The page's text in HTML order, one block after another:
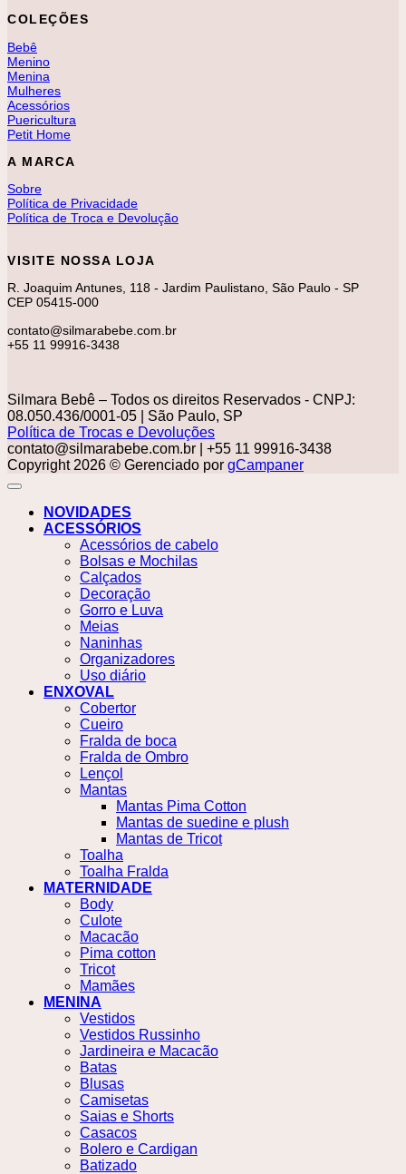
COLEÇÕES
Bebê
Menino
Menina
Mulheres
Acessórios
Puericultura
Petit Home
A MARCA
Sobre
Política de Privacidade
Política de Troca e Devolução
VISITE NOSSA LOJA
R. Joaquim Antunes, 118 - Jardim Paulistano, São Paulo - SP
CEP 05415-000
contato@silmarabebe.com.br
+55 11 99916-3438
Silmara Bebê – Todos os direitos Reservados - CNPJ:
08.050.436/0001-05 | São Paulo, SP
Política de Trocas e Devoluções
contato@silmarabebe.com.br | +55 11 99916-3438
Copyright 2026 © Gerenciado por gCampaner
NOVIDADES
ACESSÓRIOS
Acessórios de cabelo
Bolsas e Mochilas
Calçados
Decoração
Gorro e Luva
Meias
Naninhas
Organizadores
Uso diário
ENXOVAL
Cobertor
Cueiro
Fralda de boca
Fralda de Ombro
Lençol
Mantas
Mantas Pima Cotton
Mantas de suedine e plush
Mantas de Tricot
Toalha
Toalha Fralda
MATERNIDADE
Body
Culote
Macacão
Pima cotton
Tricot
Mamães
MENINA
Vestidos
Vestidos Russinho
Jardineira e Macacão
Batas
Blusas
Camisetas
Saias e Shorts
Casacos
Bolero e Cardigan
Batizado